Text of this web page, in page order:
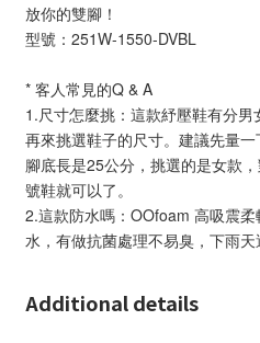
放你的雙腳！
型號：251W-1550-DVBL
* 客人常見的Q & A
1.尺寸怎麼挑：這款紓壓鞋有分男
再來挑選鞋子的尺寸。建議先量
腳底長是25公分，挑選的是女款
號鞋就可以了。
2.這款防水嗎：OOfoam 高吸震
水，有做抗菌處理不易臭，下雨天
Additional details